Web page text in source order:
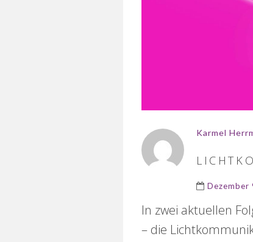
Karmel
Dezember
In zwei aktuellen
– die